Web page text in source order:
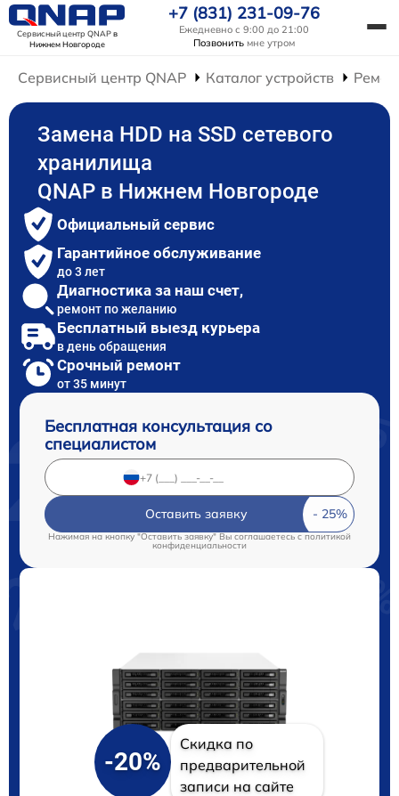
Сервисный центр QNAPв
Нижнем Новгороде
+7 (831) 231-09-76
Ежедневно с 9:00 до 21:00
Позвонить мне утром
Сервисный центр QNAP Каталог устройств
Замена HDD на SSD сетевого
хранилища
QNAP в Нижнем Новгороде
Официальный сервис
Гарантийное обслуживание
до 3 лет
Диагностика за наш счет,
ремонт по желанию
Бесплатный выезд курьера
в день обращения
Срочный ремонт
от 35 минут
Бесплатная консультация со
специалистом
Оставить заявку
Нажимая на кнопку "Оставить заявку" Вы соглашаетесь cполитикой
конфиденциальности
-20%
Скидка по
предварительной
записи на сайте